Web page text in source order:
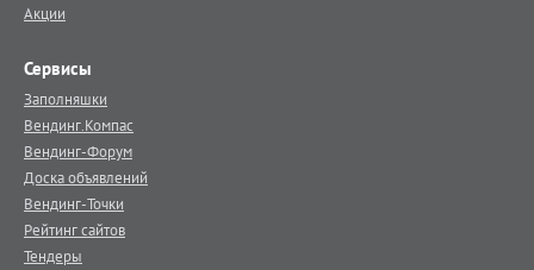
Акции
Сервисы
Заполняшки
Вендинг.Компас
Вендинг-Форум
Доска объявлений
Вендинг-Точки
Рейтинг сайтов
Тендеры